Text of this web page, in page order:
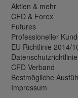
Aktien & mehr
CFD & Forex
Futures
Professioneller
EU Richtlinie 2014/
Datenschutzrichtlinie
CFD Verband
Bestmögliche
Impressum